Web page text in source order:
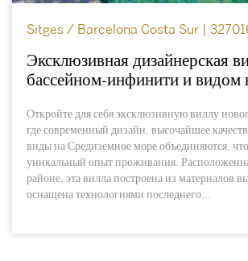
Sitges / Barcelona Costa Sur |
Эксклюзивная дизайнерская
бассейном-инфинити и видом
Откройте для себя эксклюзивную виллу
где современный дизайн, высочайшее
виды на Средиземное море объединяются,
уникальный опыт проживания.
районе, эта вилла построена из материалов
оснащена технологиями последнего...